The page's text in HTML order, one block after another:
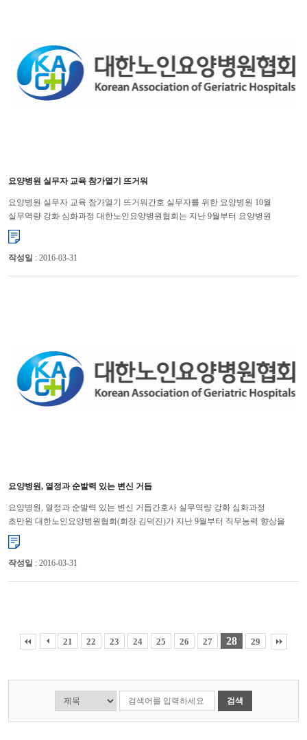
요양병원 실무자 교육 참가열기 뜨거워
요양병원 실무자 교육 참가열기 뜨거워간호 실무자를 위한 요양병원 10월
실무역량 강화 심화과정 대한노인요양병원협회는 지난 9월부터 요양병원
실무자들의 직무능력 향상을 통해 경쟁력 강화를 위해 실무역량 강...
작성일 : 2016-03-31
요양병원, 열정과 순발력 있는 변신 거듭
요양병원, 열정과 순발력 있는 변신 거듭간호사 실무역량 강화 심화과정
초만원 대한노인요양병원협회(회장 김덕진)가 지난 9월부터 직무능력 향상을
통해 경쟁력 강화를 목적으로 매월 실무자 교육을 개강 하여 병...
작성일 : 2016-03-31
21 22 23 24 25 26 27 28 29
검색